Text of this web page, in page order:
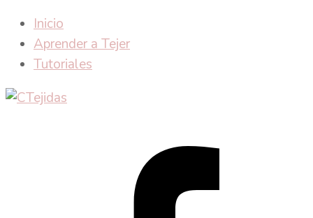
Inicio
Aprender a Tejer
Tutoriales